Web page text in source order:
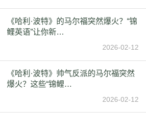
《哈利·波特》的马尔福突然爆火？“锦
鲤英语”让你新…
2026-02-12
《哈利·波特》帅气反派的马尔福突然
爆火？这些“锦鲤…
2026-02-12